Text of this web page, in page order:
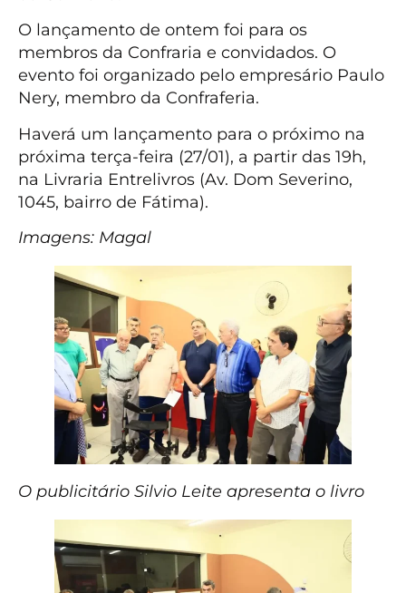
O lançamento de ontem foi para os
membros da Confraria e convidados. O
evento foi organizado pelo empresário Paulo
Nery, membro da Confraferia.
Haverá um lançamento para o próximo na
próxima terça-feira (27/01), a partir das 19h,
na Livraria Entrelivros (Av. Dom Severino,
1045, bairro de Fátima).
Imagens: Magal
O publicitário Silvio Leite apresenta o livro